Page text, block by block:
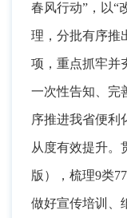
春风行动”，以“
理，分批有序推
项，重点抓牢并
一次性告知、完
序推进我省便利
从度有效提升。
版），梳理9类
做好宣传培训、